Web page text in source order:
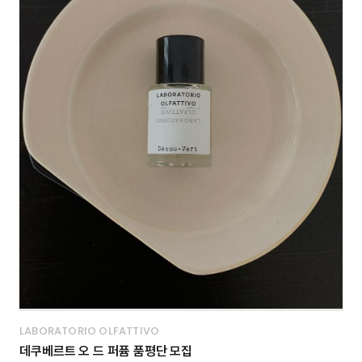
LABORATORIO OLFATTIVO
데쿠베르트 오 드 퍼퓸 품평단 모집